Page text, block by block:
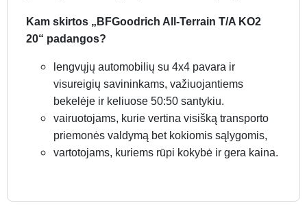
Kam skirtos „BFGoodrich All-Terrain T/A KO2
20“ padangos?
lengvųjų automobilių su 4x4 pavara ir
visureigių savininkams, važiuojantiems
bekelėje ir keliuose 50:50 santykiu.
vairuotojams, kurie vertina visišką transporto
priemonės valdymą bet kokiomis sąlygomis,
vartotojams, kuriems rūpi kokybė ir gera kaina.